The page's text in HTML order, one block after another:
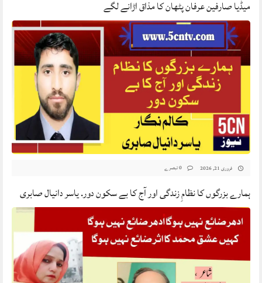
میڈیا صارفین عرفان پٹھان کا مذاق اڑانے لگے
فروری 21, 2026
ہمارے بزرگوں کا نظامِ زندگی اور آج کا بے سکون دور. یاسر دانیال صابری